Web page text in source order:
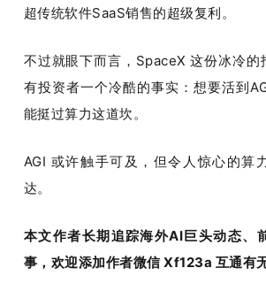
超传统软件SaaS销售的超级复利。
不过就眼下而言，SpaceX 这份冰冷的
有投资者一个冷酷的事实：想要活到
能挺过算力这道坎。
AGI 或许触手可及，但令人惊心的算
达。
本文作者长期追踪海外AI巨头动态、
事，欢迎添加作者微信 Xf123a 互通有无